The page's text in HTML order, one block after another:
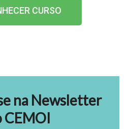
CURSO
na Newsletter
CEMOI